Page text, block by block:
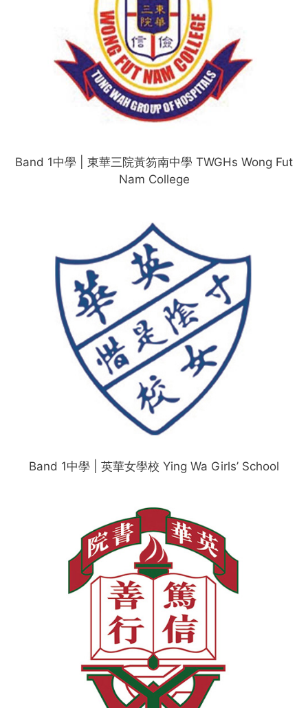
Band 1中學 | 東華三院黃笏南中學 TWGHs Wong Fut
Nam College
Band 1中學 | 英華女學校 Ying Wa Girls’ School